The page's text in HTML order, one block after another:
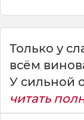
Только у
всём
У сильной
читать